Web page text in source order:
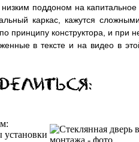
поддоном на
каркас, кажутся
принципу конструктора, и при
в тексте и на видео в